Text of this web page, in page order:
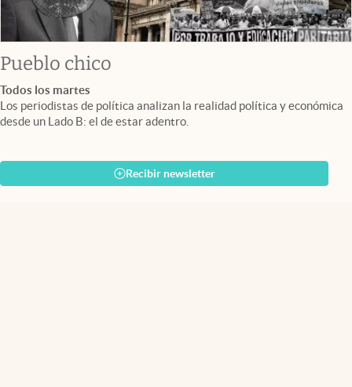
Pueblo chico
Todos los martes
Los periodistas de política analizan la realidad política y económica
desde un Lado B: el de estar adentro.
Recibir newsletter